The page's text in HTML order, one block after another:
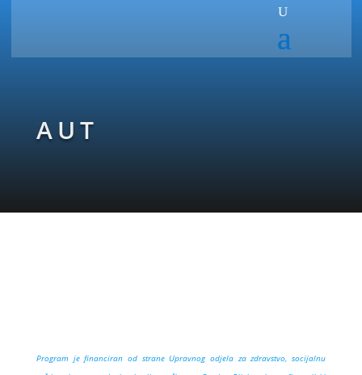
AUT
Program je financiran od straneUpravnog odjela za zdravstvo, socijalnu